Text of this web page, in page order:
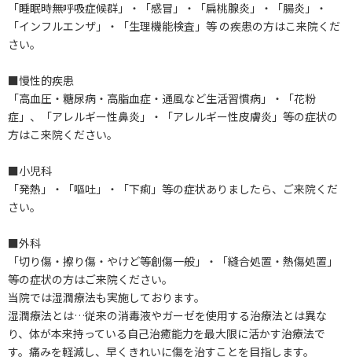
「睡眠時無呼吸症候群」・「感冒」・「扁桃腺炎」・「腸炎」・
「インフルエンザ」・「生理機能検査」等 の疾患の方はこ来院くだ
さい。
■慢性的疾患
「高血圧・糖尿病・高脂血症・通風など生活習慣病」・「花粉
症」、「アレルギー性鼻炎」・「アレルギー性皮膚炎」等の症状の
方はこ来院ください。
■小児科
「発熱」・「嘔吐」・「下痢」等の症状ありましたら、ご来院くだ
さい。
■外科
「切り傷・擦り傷・やけど等創傷一般」・「縫合処置・熱傷処置」
等の症状の方はご来院ください。
当院では湿潤療法も実施しております。
湿潤療法とは…従来の消毒液やガーゼを使用する治療法とは異な
り、体が本来持っている自己治癒能力を最大限に活かす治療法で
す。痛みを軽減し、早くきれいに傷を治すことを目指します。